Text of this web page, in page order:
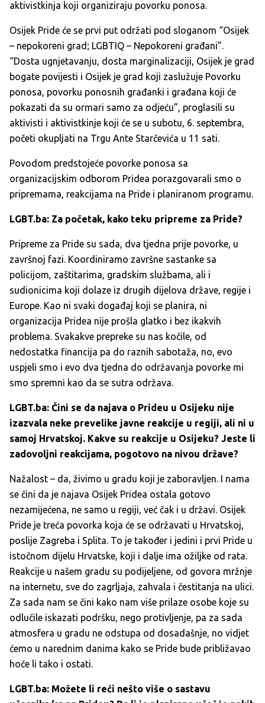
aktivistkinja koji organiziraju povorku ponosa.
Osijek Pride će se prvi put održati pod sloganom “Osijek
– nepokoreni grad; LGBTIQ – Nepokoreni građani”.
“Dosta ugnjetavanju, dosta marginalizaciji, Osijek je grad
bogate povijesti i Osijek je grad koji zaslužuje Povorku
ponosa, povorku ponosnih građanki i građana koji će
pokazati da su ormari samo za odjeću”, proglasili su
aktivisti i aktivistkinje koji će se u subotu, 6. septembra,
početi okupljati na Trgu Ante Starčevića u 11 sati.
Povodom predstojeće povorke ponosa sa
organizacijskim odborom Pridea porazgovarali smo o
pripremama, reakcijama na Pride i planiranom programu.
LGBT.ba: Za početak, kako teku pripreme za Pride?
Pripreme za Pride su sada, dva tjedna prije povorke, u
završnoj fazi. Koordiniramo završne sastanke sa
policijom, zaštitarima, gradskim službama, ali i
sudionicima koji dolaze iz drugih dijelova države, regije i
Europe. Kao ni svaki događaj koji se planira, ni
organizacija Pridea nije prošla glatko i bez ikakvih
problema. Svakakve prepreke su nas kočile, od
nedostatka financija pa do raznih sabotaža, no, evo
uspjeli smo i evo dva tjedna do održavanja povorke mi
smo spremni kao da se sutra održava.
LGBT.ba: Čini se da najava o Prideu u Osijeku nije
izazvala neke prevelike javne reakcije u regiji, ali ni u
samoj Hrvatskoj. Kakve su reakcije u Osijeku? Jeste li
zadovoljni reakcijama, pogotovo na nivou države?
Nažalost – da, živimo u gradu koji je zaboravljen. I nama
se čini da je najava Osijek Pridea ostala gotovo
nezamijećena, ne samo u regiji, već čak i u državi. Osijek
Pride je treća povorka koja će se održavati u Hrvatskoj,
poslije Zagreba i Splita. To je također i jedini i prvi Pride u
istočnom dijelu Hrvatske, koji i dalje ima ožiljke od rata.
Reakcije u našem gradu su podijeljene, od govora mržnje
na internetu, sve do zagrljaja, zahvala i čestitanja na ulici.
Za sada nam se čini kako nam više prilaze osobe koje su
odlučile iskazati podršku, nego protivljenje, pa za sada
atmosfera u gradu ne odstupa od dosadašnje, no vidjet
ćemo u narednim danima kako se Pride bude približavao
hoće li tako i ostati.
LGBT.ba: Možete li reći nešto više o sastavu